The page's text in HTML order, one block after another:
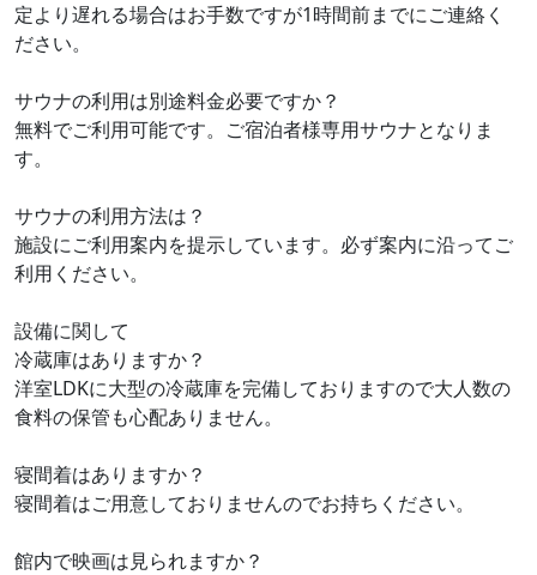
定より遅れる場合はお手数ですが1時間前までにご連絡く
ださい。
サウナの利用は別途料金必要ですか？
無料でご利用可能です。ご宿泊者様専用サウナとなりま
す。
サウナの利用方法は？
施設にご利用案内を提示しています。必ず案内に沿ってご
利用ください。
設備に関して
冷蔵庫はありますか？
洋室LDKに大型の冷蔵庫を完備しておりますので大人数の
食料の保管も心配ありません。
寝間着はありますか？
寝間着はご用意しておりませんのでお持ちください。
館内で映画は見られますか？